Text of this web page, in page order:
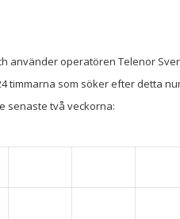
använder operatören Telenor
timmarna som söker efter detta
senaste två veckorna: